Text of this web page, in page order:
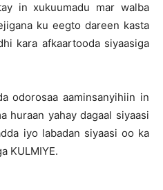
in xukuumadu mar walba
ku eegto dareen kasta
kara afkaartooda siyaasiga
odorosaa aaminsanyihiin in
huraan yahay dagaal siyaasi
iyo labadan siyaasi oo ka
KULMIYE.